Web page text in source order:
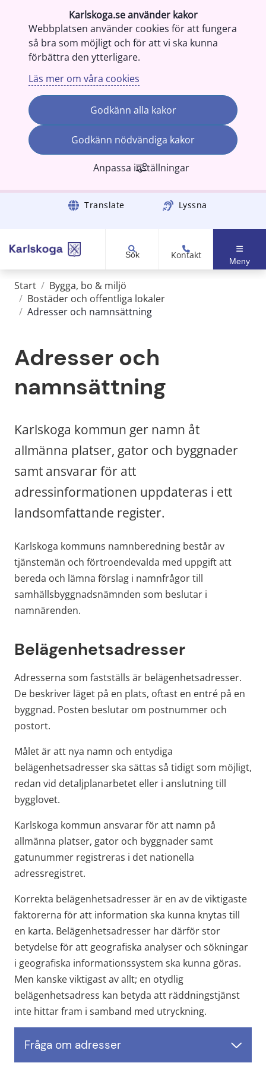
Karlskoga.se använder kakor
Webbplatsen använder cookies för att fungera
så bra som möjligt och för att vi ska kunna
förbättra den ytterligare.
Läs mer om våra cookies
Godkänn alla kakor
Godkänn nödvändiga kakor
Anpassa inställningar
Gå till innehåll Translate Lyssna
Sök Kontakt
Meny
Start / Bygga, bo & miljö
/ Bostäder och offentliga lokaler
/ Adresser och namnsättning
Adresser och
namnsättning
Karlskoga kommun ger namn åt
allmänna platser, gator och byggnader
samt ansvarar för att
adressinformationen uppdateras i ett
landsomfattande register.
Karlskoga kommuns namnberedning består av
tjänstemän och förtroendevalda med uppgift att
bereda och lämna förslag i namnfrågor till
samhällsbyggnadsnämnden som beslutar i
namnärenden.
Belägenhetsadresser
Adresserna som fastställs är belägenhetsadresser.
De beskriver läget på en plats, oftast en entré på en
byggnad. Posten beslutar om postnummer och
postort.
Målet är att nya namn och entydiga
belägenhetsadresser ska sättas så tidigt som möjligt,
redan vid detaljplanarbetet eller i anslutning till
bygglovet.
Karlskoga kommun ansvarar för att namn på
allmänna platser, gator och byggnader samt
gatunummer registreras i det nationella
adressregistret.
Korrekta belägenhetsadresser är en av de viktigaste
faktorerna för att information ska kunna knytas till
en karta. Belägenhetsadresser har därför stor
betydelse för att geografiska analyser och sökningar
i geografiska informationssystem ska kunna göras.
Men kanske viktigast av allt; en otydlig
belägenhetsadress kan betyda att räddningstjänst
inte hittar fram i samband med utryckning.
Fråga om adresser